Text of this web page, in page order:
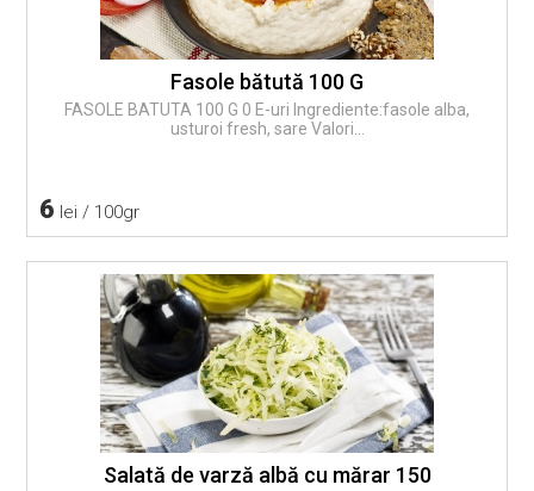
Fasole bătută 100 G
FASOLE BATUTA 100 G 0 E-uri Ingrediente:fasole alba,
usturoi fresh, sare Valori...
6 lei / 100gr
Salată de varză albă cu mărar 150